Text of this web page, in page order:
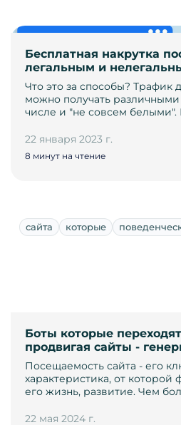
Бесплатная накрутка
легальным и
Что это за способы? Трафик
можно получать
числе и "не совсем белыми".
22 января 2023 г.
8 минут на чтение
сайта которые
Боты которые
продвигая сайты -
Посещаемость сайта - его
характеристика, от которой
его жизнь, развитие. Чем
22 мая 2024 г.